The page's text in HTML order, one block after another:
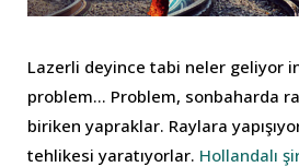
Lazerli deyince tabi neler geliyor
problem… Problem, sonbaharda
biriken yapraklar. Raylara
tehlikesi yaratıyorlar. Hollandalı